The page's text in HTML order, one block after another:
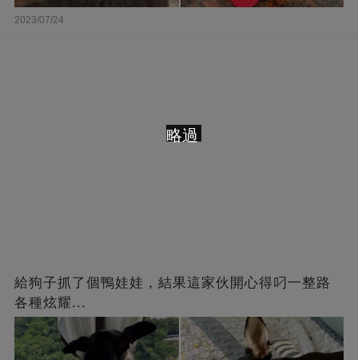
2023/07/24
給狗子抓了個鴨娃娃，結果這家伙開心得叼一整路
各種炫耀...
略過